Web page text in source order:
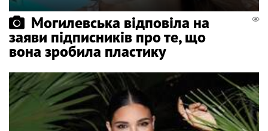
Могилевська відповіла на
заяви підписників про те, що
вона зробила пластику